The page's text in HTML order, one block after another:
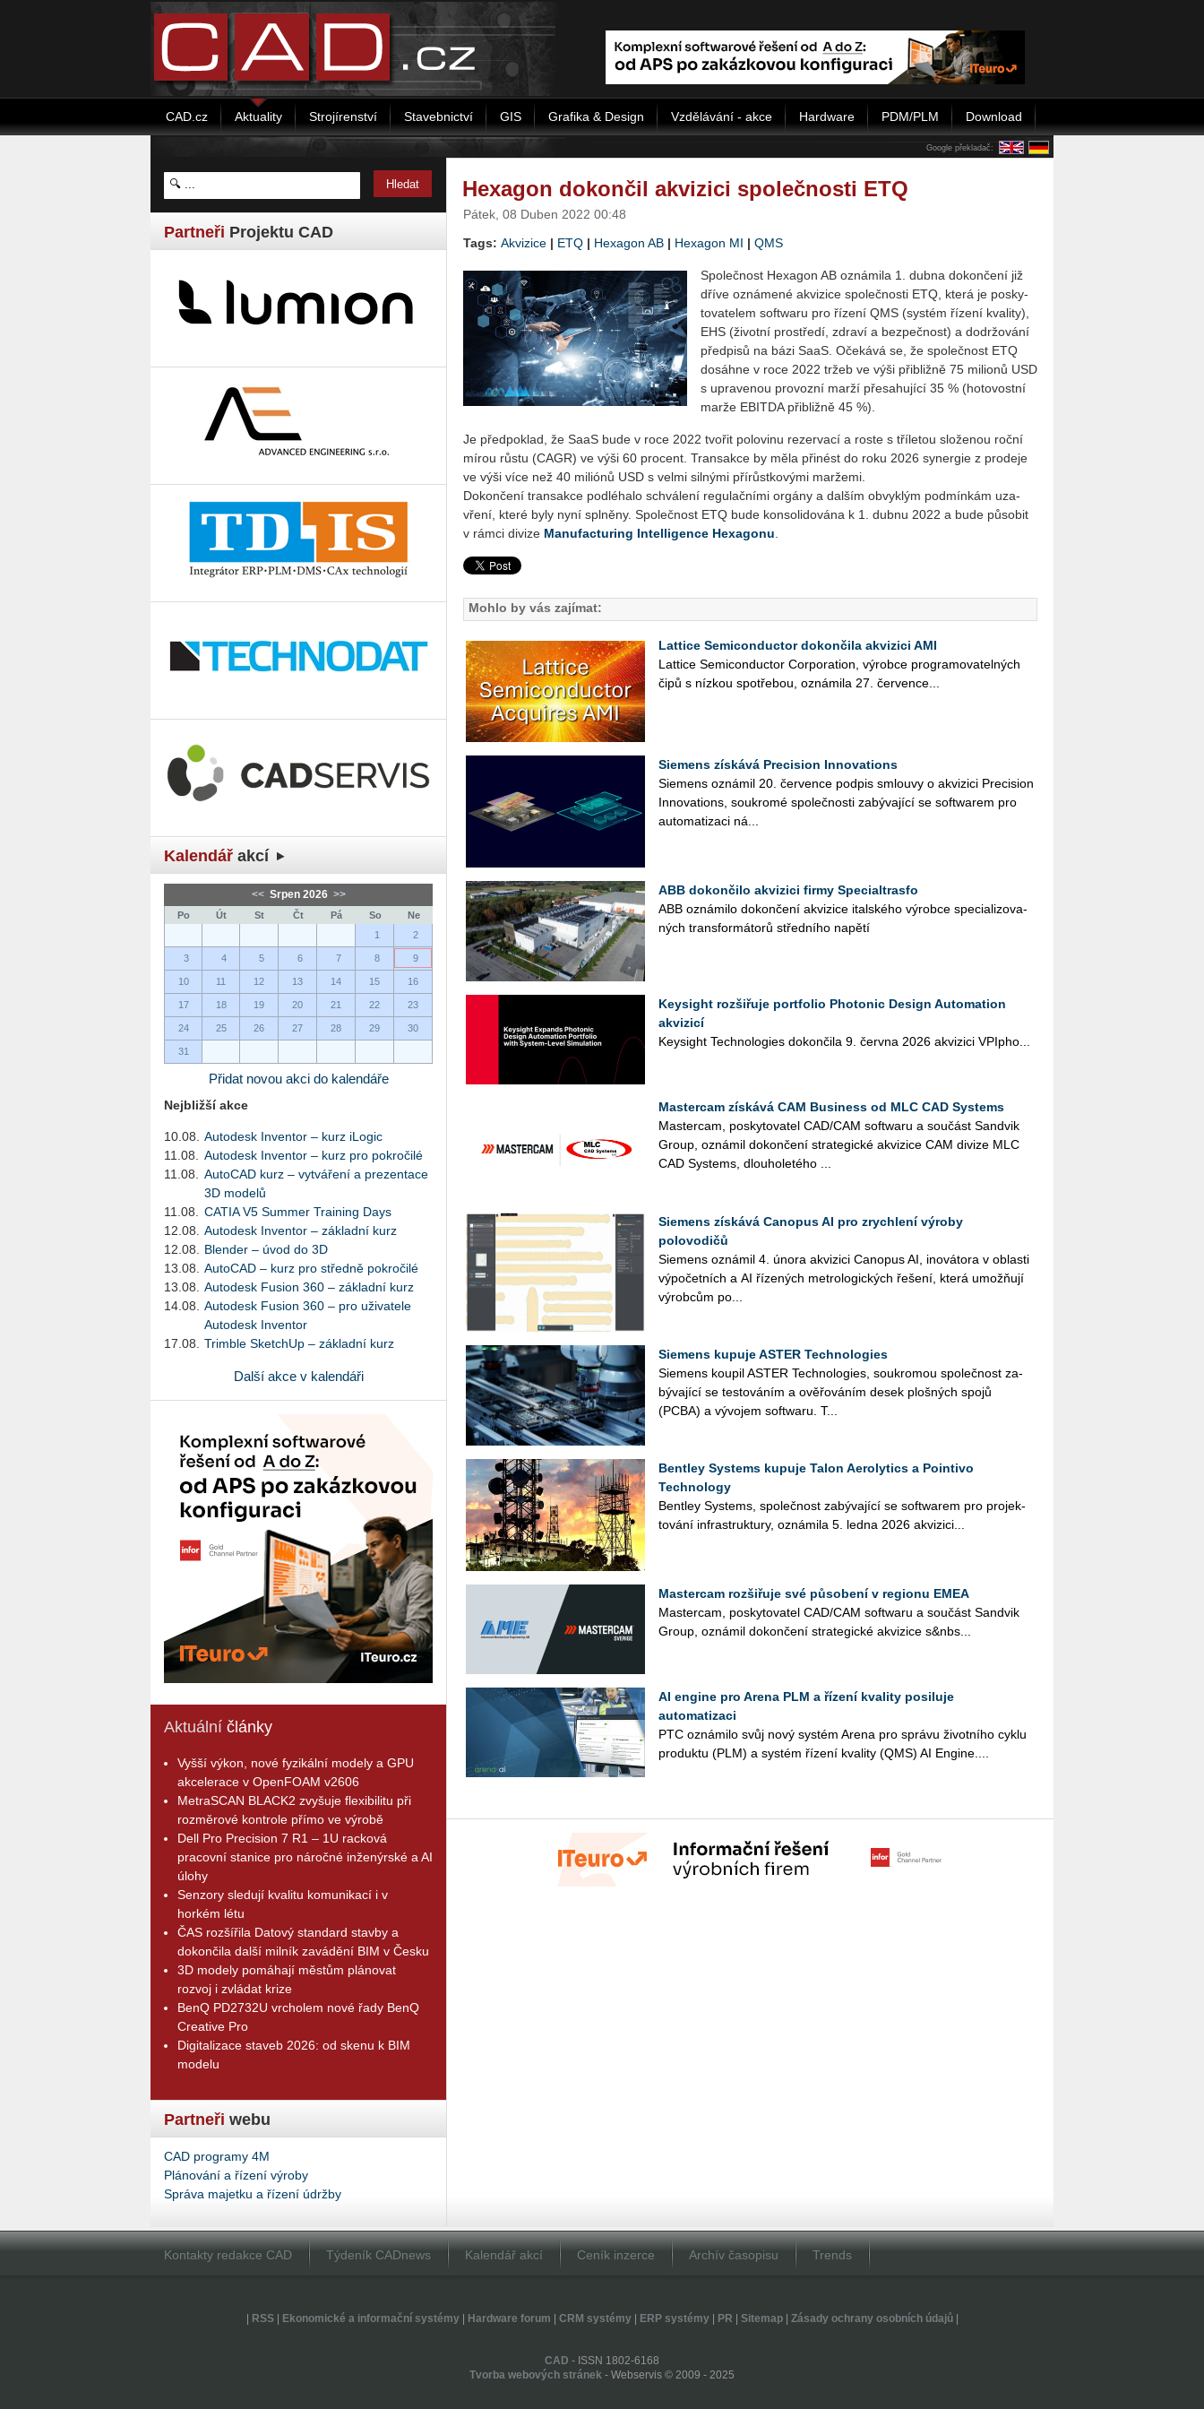
CAD.cz Aktuality Strojírenství Stavebnictví GIS Grafika & Design Vzdělávání - akce Hardware PDM/PLM Download
Google překladač:
Partneři Projektu CAD
Kalendář akcí
<< Srpen 2026 >>
Po Út St Čt Pá So
Ne
1
2
3 4 5 6 7 8 9
10 11 12 13 14 15 16
17 18 19 20 21 22 23
24 25 26 27 28 29 30
31
Přidat novou akci do kalendáře
Nejbližší akce
10.08.
Autodesk Inventor – kurz iLogic
11.08.
Autodesk Inventor – kurz pro pokročilé
11.08.
AutoCAD kurz – vytváření a prezentace
3D modelů
11.08.
CATIA V5 Summer Training Days
12.08.
Autodesk Inventor – základní kurz
12.08.
Blender – úvod do 3D
13.08.
AutoCAD – kurz pro středně pokročilé
13.08.
Autodesk Fusion 360 – základní kurz
14.08.
Autodesk Fusion 360 – pro uživatele
Autodesk Inventor
17.08.
Trimble SketchUp – základní kurz
Další akce v kalendáři
Aktuální články
Vyšší výkon, nové fyzikální modely a GPU
akcelerace v OpenFOAM v2606
MetraSCAN BLACK2 zvyšuje flexibilitu při
rozměrové kontrole přímo ve výrobě
Dell Pro Precision 7 R1 – 1U racková
pracovní stanice pro náročné inženýrské a AI
úlohy
Senzory sledují kvalitu komunikací i v
horkém létu
ČAS rozšířila Datový standard stavby a
dokončila další milník zavádění BIM v Česku
3D modely pomáhají městům plánovat
rozvoj i zvládat krize
BenQ PD2732U vrcholem nové řady BenQ
Creative Pro
Digitalizace staveb 2026: od skenu k BIM
modelu
Partneři webu
CAD programy 4M
Plánování a řízení výroby
Správa majetku a řízení údržby
Hexagon dokončil akvizici společnosti ETQ
Pátek, 08 Duben 2022 00:48
Tags: Akvizice | ETQ | Hexagon AB | Hexagon MI | QMS
Spo­leč­nost He­xa­gon AB ozná­mi­la 1. dubna do­kon­če­ní již
dříve ozná­me­né akvi­zi­ce spo­leč­nos­ti ETQ, která je po­sky­
to­va­te­lem soft­wa­ru pro ří­ze­ní QMS (sys­tém ří­ze­ní kva­li­ty),
EHS (ži­vot­ní pro­stře­dí, zdra­ví a bez­peč­nost) a do­dr­žo­vá­ní
před­pi­sů na bázi SaaS. Oče­ká­vá se, že spo­leč­nost ETQ
do­sáh­ne v roce 2022 tržeb ve výši při­bliž­ně 75 mi­li­o­nů USD
s upra­ve­nou pro­voz­ní marží pře­sa­hu­jí­cí 35 % (ho­to­vost­ní
marže EBI­T­DA při­bliž­ně 45 %).
Je před­po­klad, že SaaS bude v roce 2022 tvo­řit po­lo­vi­nu re­zer­va­cí a roste s tří­le­tou slo­že­nou roční
mírou růstu (CAGR) ve výši 60 pro­cent. Trans­ak­ce by měla při­nést do roku 2026 sy­ner­gie z pro­de­je
ve výši více než 40 miliónů USD s velmi sil­ný­mi pří­růst­ko­vý­mi mar­že­mi.
Do­kon­če­ní trans­ak­ce pod­lé­ha­lo schvá­le­ní re­gu­lač­ní­mi or­gá­ny a dal­ším ob­vyk­lým pod­mín­kám uza­
vře­ní, které byly nyní spl­ně­ny. Spo­leč­nost ETQ bude kon­so­li­do­vá­na k 1. dubnu 2022 a bude pů­so­bit
v rámci di­vi­ze Ma­nu­factu­ring In­tel­li­gen­ce He­xa­go­nu
Mohlo by vás zajímat:
Lattice Semiconductor dokončila akvizici AMI
Lat­ti­ce Se­mi­con­duc­tor Cor­po­rati­on, vý­rob­ce pro­gra­mo­va­tel­ných
čipů s níz­kou spo­tře­bou, ozná­mi­la 27. čer­ven­ce...
Siemens získává Precision Innovations
Sie­mens ozná­mil 20. čer­ven­ce pod­pis smlou­vy o akvi­zi­ci Pre­ci­si­on
In­no­vati­ons, sou­kro­mé spo­leč­nos­ti za­bý­va­jí­cí se soft­warem pro
au­to­ma­ti­za­ci ná­...
ABB dokončilo akvizici firmy Specialtrasfo
ABB ozná­mi­lo do­kon­če­ní akvi­zi­ce ital­ské­ho vý­rob­ce spe­ci­a­li­zo­va­
ných trans­for­má­to­rů střed­ní­ho na­pě­tí
Keysight rozšiřuje portfolio Photonic Design Automation
akvizicí
Key­sight Tech­no­lo­gies do­kon­či­la 9. červ­na 2026 akvi­zi­ci VPI­pho...
Mastercam získává CAM Business od MLC CAD Systems
Mas­ter­cam, po­sky­to­va­tel CAD/CAM soft­wa­ru a sou­část San­dvik
Group, ozná­mil do­kon­če­ní stra­te­gic­ké akvi­zi­ce CAM di­vi­ze MLC
CAD Sys­tems, dlou­ho­le­té­ho ...
Siemens získává Canopus AI pro zrychlení výroby
polovodičů
Sie­mens ozná­mil 4. února akvi­zi­ci Ca­no­pus AI, ino­vá­to­ra v ob­las­ti
vý­po­čet­ních a AI ří­ze­ných me­t­ro­lo­gic­kých ře­še­ní, která umož­ňují
vý­rob­cům po...
Siemens kupuje ASTER Technologies
Sie­mens kou­pil ASTER Tech­no­lo­gies, sou­kro­mou spo­leč­nost za­
bý­va­jí­cí se tes­to­vá­ním a ově­řo­vá­ním desek ploš­ných spojů
(PCBA) a vý­vo­jem soft­wa­ru. T...
Bentley Systems kupuje Talon Aerolytics a Pointivo
Technology
Bent­ley Sys­tems, spo­leč­nost za­bý­va­jí­cí se soft­warem pro pro­jek­
to­vá­ní in­fra­stru­k­tu­ry, ozná­mi­la 5. ledna 2026 akvi­zi­ci...
Mastercam rozšiřuje své působení v regionu EMEA
Mas­ter­cam, po­sky­to­va­tel CAD/CAM soft­wa­ru a sou­část San­dvik
Group, ozná­mil do­kon­če­ní stra­te­gic­ké akvi­zi­ce s&nbs...
AI engine pro Arena PLM a řízení kvality posiluje
automatizaci
PTC ozná­mi­lo svůj nový sys­tém Arena pro sprá­vu ži­vot­ní­ho cyklu
pro­duk­tu (PLM) a sys­tém ří­ze­ní kva­li­ty (QMS) AI En­gi­ne....
Kontakty redakce CAD Týdeník CADnews Kalendář akcí Ceník inzerce Archív časopisu Trends
RSS| Ekonomické a informační systémy| Hardware forum CRM systémy| ERP systémy| PR Sitemap| Zásady ochrany osobních údajů|
CAD - ISSN 1802-6168
Tvorba webových stránek - Webservis © 2009 - 2025